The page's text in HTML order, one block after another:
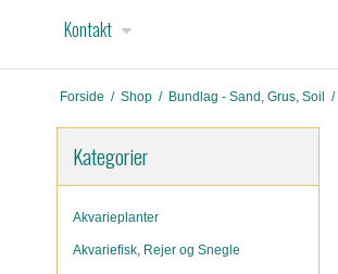
Kontakt
Forside / Shop / Bundlag - Sand, Grus, Soil /
Kategorier
Akvarieplanter
Akvariefisk, Rejer og Snegle